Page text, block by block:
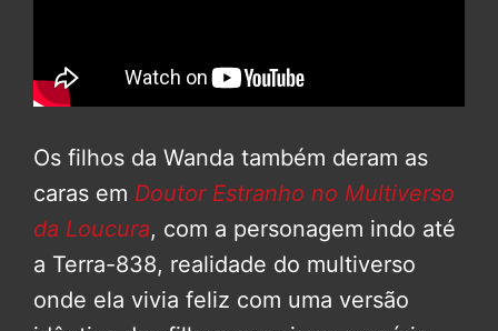
Os filhos da Wanda também deram as
caras em Doutor Estranho no Multiverso
da Loucura, com a personagem indo até
a Terra-838, realidade do multiverso
onde ela vivia feliz com uma versão